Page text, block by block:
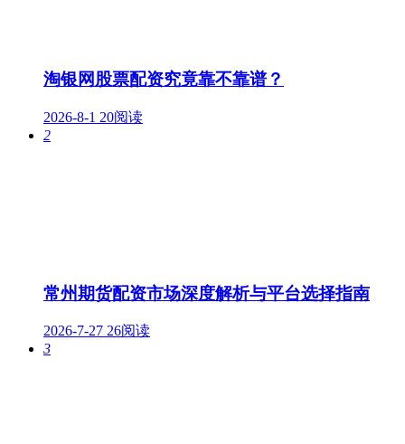
淘银网股票配资究竟靠不靠谱？
2026-8-1 20阅读
2
常州期货配资市场深度解析与平台选择指南
2026-7-27 26阅读
3